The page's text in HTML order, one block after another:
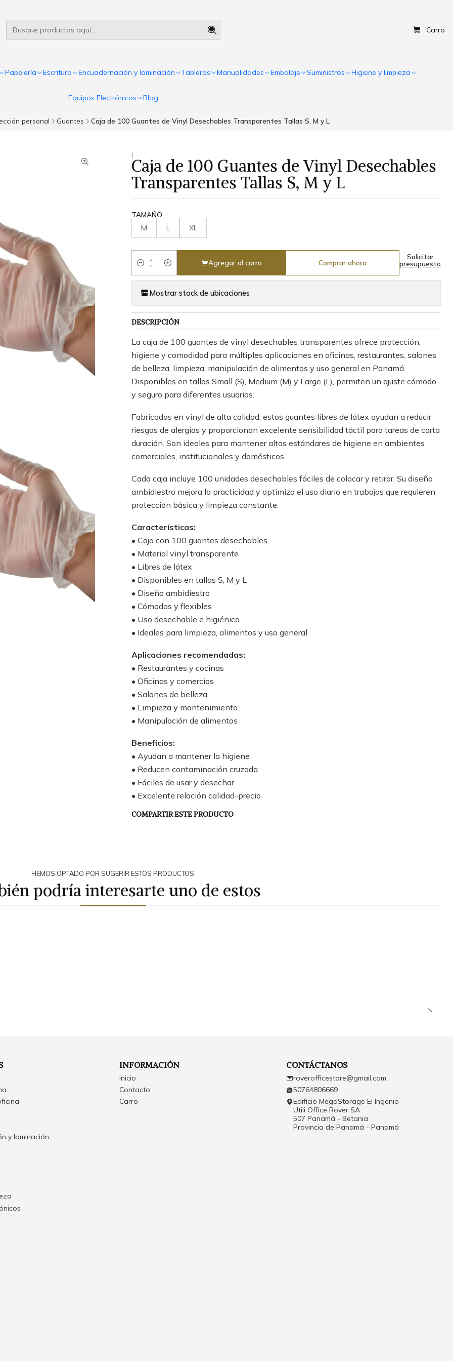
Carro
Papelería Escritura Encuadernación y laminación Tableros Manualidades Embalaje Suministros Higiene y limpieza
Equipos Electrónicos Blog
personal Guantes Caja de 100 Guantes de Vinyl Desechables Transparentes Tallas S, M y L
|
Caja de 100 Guantes de Vinyl Desechables
Transparentes Tallas S, M y L
TAMAÑO
M L XL
Cantidad
Agregar al carro Comprar ahora
Solicitar
presupuesto
Mostrar stock de ubicaciones
DESCRIPCIÓN
La caja de 100 guantes de vinyl desechables transparentes ofrece protección,
higiene y comodidad para múltiples aplicaciones en oficinas, restaurantes, salones
de belleza, limpieza, manipulación de alimentos y uso general en Panamá.
Disponibles en tallas Small (S), Medium (M) y Large (L), permiten un ajuste cómodo
y seguro para diferentes usuarios.
Fabricados en vinyl de alta calidad, estos guantes libres de látex ayudan a reducir
riesgos de alergias y proporcionan excelente sensibilidad táctil para tareas de corta
duración. Son ideales para mantener altos estándares de higiene en ambientes
comerciales, institucionales y domésticos.
Cada caja incluye 100 unidades desechables fáciles de colocar y retirar. Su diseño
ambidiestro mejora la practicidad y optimiza el uso diario en trabajos que requieren
protección básica y limpieza constante.
Características:
• Caja con 100 guantes desechables
• Material vinyl transparente
• Libres de látex
• Disponibles en tallas S, M y L
• Diseño ambidiestro
• Cómodos y flexibles
• Uso desechable e higiénico
• Ideales para limpieza, alimentos y uso general
Aplicaciones recomendadas:
• Restaurantes y cocinas
• Oficinas y comercios
• Salones de belleza
• Limpieza y mantenimiento
• Manipulación de alimentos
Beneficios:
• Ayudan a mantener la higiene
• Reducen contaminación cruzada
• Fáciles de usar y desechar
• Excelente relación calidad-precio
COMPARTIR ESTE PRODUCTO
HEMOS OPTADO POR SUGERIR ESTOS PRODUCTOS.
podría interesarte uno de estos
y laminación
INFORMACIÓN
Inicio
Contacto
Carro
CONTÁCTANOS
roverofficestore@gmail.com
50764806669
Edificio MegaStorage El Ingenio
Utili Office Rover SA
507 Panamá - Betania
Provincia de Panamá - Panamá